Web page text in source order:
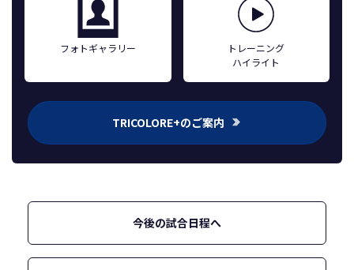
フォトギャラリー
トレーニング
ハイライト
TRICOLORE+のご案内
今後の試合日程へ